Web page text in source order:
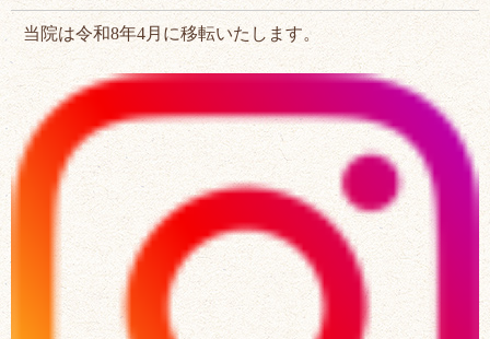
当院は令和8年4月に移転いたします。